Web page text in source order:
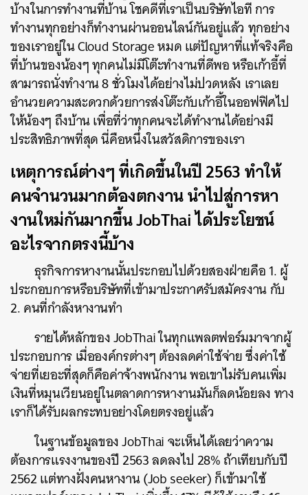
บ้างในการทำงานที่บ้าน โชคดีที่เราเป็นบริษัทไอที การ
ทำงานทุกอย่างก็ทำงานผ่านออนไลน์กันอยู่แล้ว ทุกอย่าง
ของเราอยู่ใน Cloud Storage หมด แต่ปัญหาที่แท้จริงคือ
ที่บ้านของน้องๆ ทุกคนไม่มีโต๊ะทำงานที่ดีพอ หรือเก้าอี้ที่
สามารถนั่งทำงาน 8 ชั่วโมงได้อย่างไม่ปวดหลัง เราเลย
อำนวยความสะดวกด้วยการส่งโต๊ะกับเก้าอี้ในออฟฟิศไป
ให้น้องๆ ถึงบ้าน เพื่อที่ว่าทุกคนจะได้ทำงานได้อย่างมี
ประสิทธิภาพที่สุด นี่คือหนึ่งในสวัสดิการของเรา
เหตุการณ์ต่างๆ ที่เกิดขึ้นในปี 2563 ทำให้
คนจำนวนมากต้องตกงาน นำไปสู่การหา
งานใหม่กันมากขึ้น JobThai ได้ประโยชน์
อะไรจากตรงนี้บ้าง
ธุรกิจการหางานนั้นประกอบไปด้วยสองฝ่ายคือ 1. ผู้
ประกอบการหรือบริษัทที่เข้ามาประกาศรับสมัครงาน กับ
2. คนที่กำลังหางานทำ
รายได้หลักของ JobThaiในทุกแพลตฟอร์มมาจากผู้
ประกอบการ เมื่อองค์กรต่างๆ ต้องลดค่าใช้จ่าย ซึ่งค่าใช้
จ่ายที่เยอะที่สุดก็คือค่าจ้างพนักงาน พอเขาไม่รับคนเพิ่ม
เงินที่หมุนเวียนอยู่ในตลาดการหางานมันก็ลดน้อยลง ทาง
เราก็ได้รับผลกระทบอย่างโดยตรงอยู่แล้ว
ในฐานข้อมูลของ JobThai จะเห็นได้เลยว่าความ
ต้องการแรงงานของปี 2563 ลดลงไป 28% ถ้าเทียบกับปี
2562 แต่ทางฝั่งคนหางาน (Job seeker) ก็เข้ามาใช้